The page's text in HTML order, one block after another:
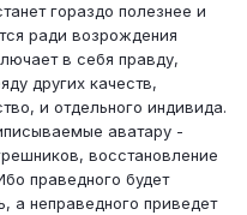
гораздо полезнее и
ради возрождения
в себя правду,
других качеств,
и отдельного индивида.
аватару -
восстановление
праведного будет
а неправедного приведет